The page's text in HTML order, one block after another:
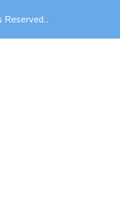
Reserved..